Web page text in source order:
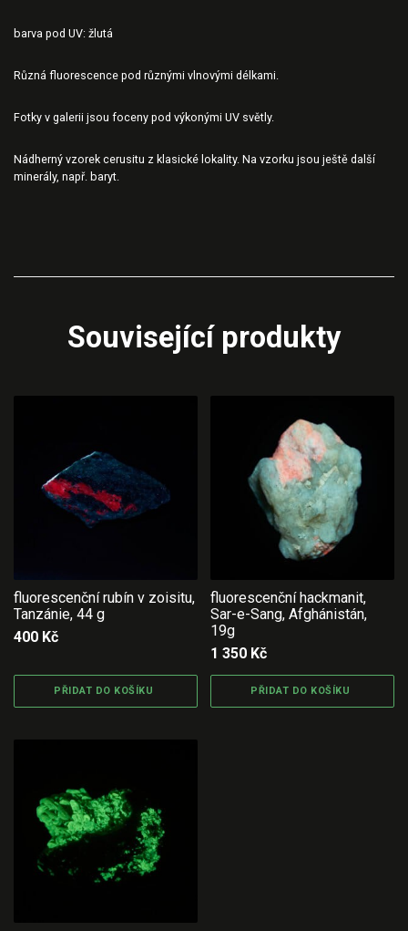
barva pod UV: žlutá
Různá fluorescence pod různými vlnovými délkami.
Fotky v galerii jsou foceny pod výkonými UV světly.
Nádherný vzorek cerusitu z klasické lokality. Na vzorku jsou ještě další
minerály, např. baryt.
Související produkty
fluorescenční rubín v zoisitu,
Tanzánie, 44 g
400 Kč
PŘIDAT DO KOŠÍKU
fluorescenční hackmanit,
Sar-e-Sang, Afghánistán,
19g
1 350 Kč
PŘIDAT DO KOŠÍKU